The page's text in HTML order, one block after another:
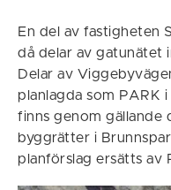
En del av fastigheten
då delar av gatunätet
Delar av
planlagda som PARK
finns genom gällande
byggrätter i
planförslag ersätts av